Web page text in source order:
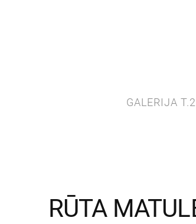
GALERIJA T.2
RŪTA